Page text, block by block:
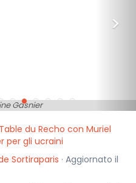
Gasnier
>
du Recho con Muriel
per gli ucraini
Sortiraparis · Aggiornato il